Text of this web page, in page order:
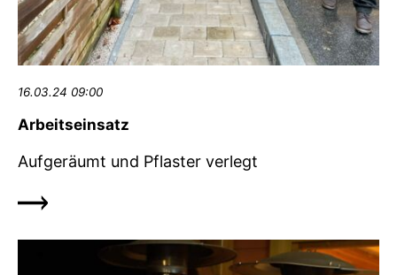
16.03.24 09:00
Arbeitseinsatz
Aufgeräumt und Pflaster verlegt